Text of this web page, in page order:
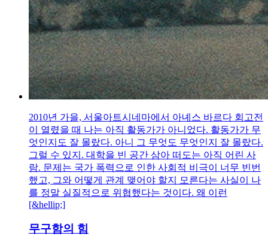
2010년 가을, 서울아트시네마에서 아녜스 바르다 회고전
이 열렸을 때 나는 아직 활동가가 아니었다. 활동가가 무
엇인지도 잘 몰랐다. 아니 그 무엇도 무엇인지 잘 몰랐다.
그럴 수 있지. 대학을 빈 공간 삼아 떠도는 아직 어린 사
람. 문제는 국가 폭력으로 인한 사회적 비극이 너무 빈번
했고, 그와 어떻게 관계 맺어야 할지 모른다는 사실이 나
를 정말 실질적으로 위협했다는 것이다. 왜 이런
[&hellip;]
무구함의 힘